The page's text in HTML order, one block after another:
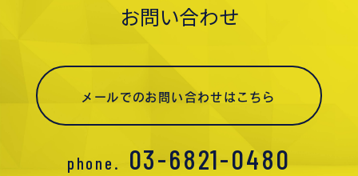
お問い合わせ
メールでのお問い合わせはこちら
phone. 03-6821-0480